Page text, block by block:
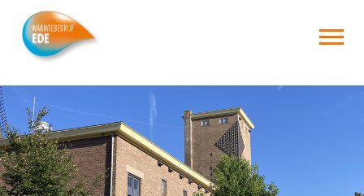
Home
Over ons
Consument